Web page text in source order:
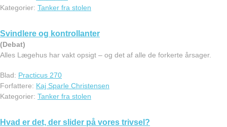
Kategorier: Tanker fra stolen
Svindlere og kontrollanter
(Debat)
Alles Lægehus har vakt opsigt – og det af alle de forkerte årsager.
Blad: Practicus 270
Forfattere: Kaj Sparle Christensen
Kategorier: Tanker fra stolen
Hvad er det, der slider på vores trivsel?